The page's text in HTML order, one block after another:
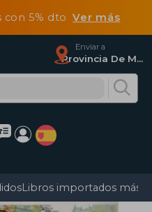
con 5% dtoVer más
Enviar a
Provincia De Madrid
Libros importados más